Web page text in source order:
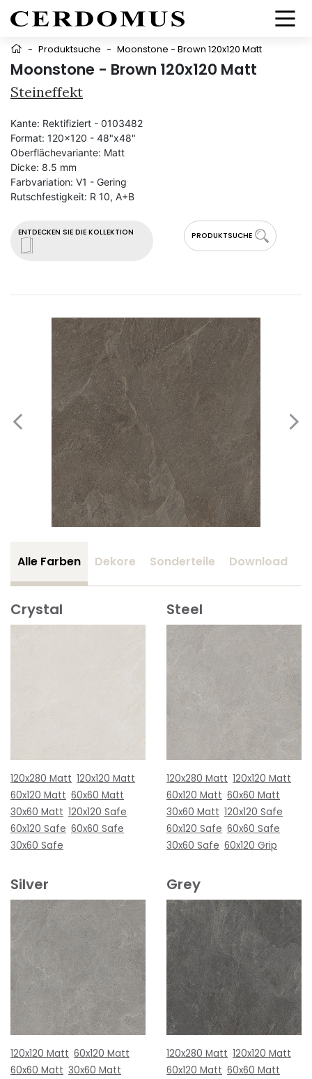
- Produktsuche - Moonstone - Brown 120x120 Matt
Moonstone - Brown 120x120 Matt
Steineffekt
ENTDECKEN SIE DIE KOLLEKTION PRODUKTSUCHE
Kante: Rektifiziert - 0103482
Format: 120x120 - 48"x48"
Oberflächevariante: Matt
Dicke: 8.5 mm
Farbvariation: V1 - Gering
Rutschfestigkeit: R 10, A+B
Alle Farben Dekore Sonderteile Download
Crystal
120x280 Matt 120x120 Matt
60x120 Matt 60x60 Matt
30x60 Matt 120x120 Safe
60x120 Safe 60x60 Safe
30x60 Safe
Steel
120x280 Matt 120x120 Matt
60x120 Matt 60x60 Matt
30x60 Matt 120x120 Safe
60x120 Safe 60x60 Safe
30x60 Safe 60x120 Grip
Silver
120x120 Matt 60x120 Matt
60x60 Matt 30x60 Matt
Grey
120x280 Matt 120x120 Matt
60x120 Matt 60x60 Matt